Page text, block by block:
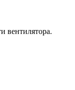
вентилятора.